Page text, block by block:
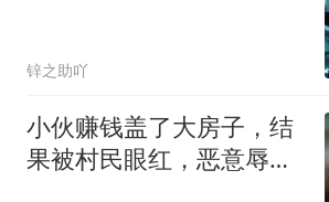
锌之助吖
小伙赚钱盖了大房子，结
果被村民眼红，恶意辱